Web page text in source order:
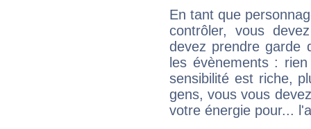
En tant que
contrôler, vous
devez prendre garde
les évènements :
sensibilité est riche,
gens, vous vous
votre énergie pour...